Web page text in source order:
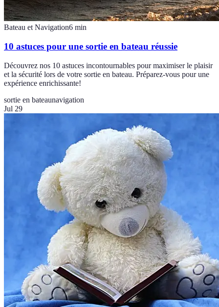
Bateau et Navigation6 min
10 astuces pour une sortie en bateau réussie
Découvrez nos 10 astuces incontournables pour maximiser le plaisir
et la sécurité lors de votre sortie en bateau. Préparez-vous pour une
expérience enrichissante!
sortie en bateaunavigation
Jul 29